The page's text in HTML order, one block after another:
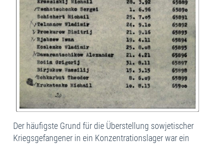
Der häufigste Grund für die Überstellung sowjetischer
Kriegsgefangener in ein Konzentrationslager war ein